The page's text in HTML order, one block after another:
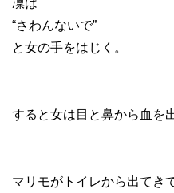
凜は
“さわんないで”
と女の手をはじく。
すると女は目と鼻から血を
マリモがトイレから出てき